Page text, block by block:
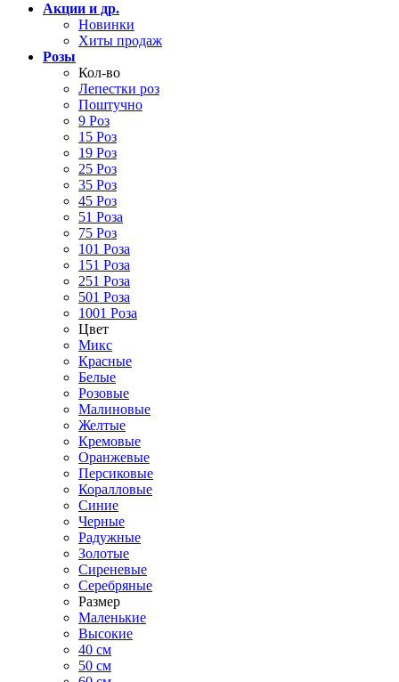
Акции и др.
Новинки
Хиты продаж
Розы
Кол-во
Лепестки роз
Поштучно
9 Роз
15 Роз
19 Роз
25 Роз
35 Роз
45 Роз
51 Роза
75 Роз
101 Роза
151 Роза
251 Роза
501 Роза
1001 Роза
Цвет
Микс
Красные
Белые
Розовые
Малиновые
Желтые
Кремовые
Оранжевые
Персиковые
Коралловые
Синие
Черные
Радужные
Золотые
Сиреневые
Серебряные
Размер
Маленькие
Высокие
40 см
50 см